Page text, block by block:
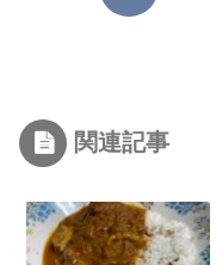
関連記事